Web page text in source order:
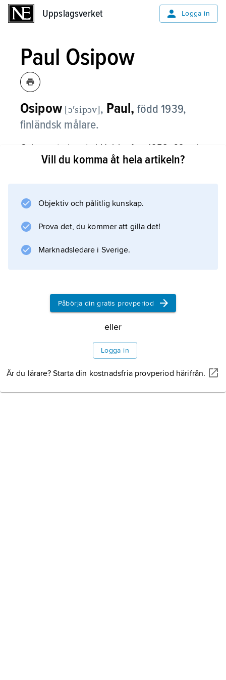
Uppslagsverket Logga in
Paul Osipow
Osipow [ɔʹsipɔv], Paul, född 1939,
finländsk målare.
Osipow studerade i Helsingfors 1958–62 och
debuterade 1964. Efter en popinfluerad period
uthålligt varierar enkla grundstrukturer.
uppbygda av några få rektangulära färgplan
med en viss expressiv verkan. Han verkade
även som
Information om artikeln
Vill du komma åt hela artikeln?
Objektiv och pålitlig kunskap.
Prova det, du kommer att gilla det!
Marknadsledare i Sverige.
Påbörja din gratis provperiod
eller
Logga in
Är du lärare? Starta din kostnadsfria provperiod härifrån.